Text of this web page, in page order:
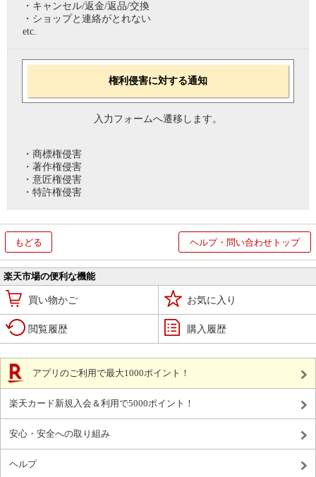
・キャンセル/返金/返品/交換
・ショップと連絡がとれない
etc.
権利侵害に対する通知
入力フォームへ遷移します。
・商標権侵害
・著作権侵害
・意匠権侵害
・特許権侵害
もどる ヘルプ・問い合わせトップ
楽天市場の便利な機能
買い物かご お気に入り
閲覧履歴 購入履歴
アプリのご利用で最大1000ポイント！
楽天カード新規入会＆利用で5000ポイント！
安心・安全への取り組み
ヘルプ